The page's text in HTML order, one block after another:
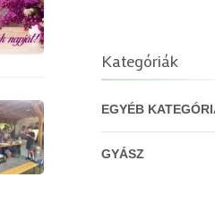
Kategóriák
EGYÉB
GYÁSZ